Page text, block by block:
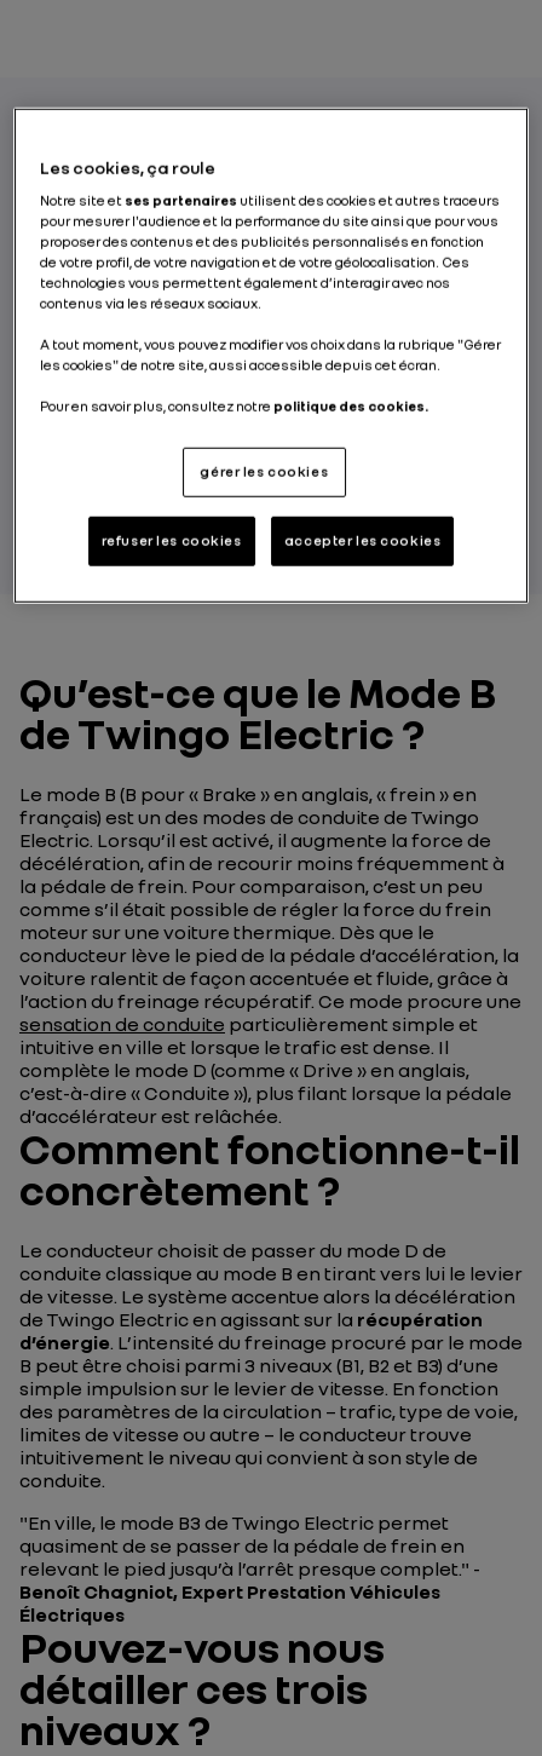
Nouvelle Renault Twingo Electric dispose
d’un « mode B » sur son sélecteur de vitesses.
Une position qui permet d’adapter le
comportement de l’auto en fonction du
trafic et de l’environnement traversé pour
faciliter la conduite et renforcer le plaisir de
rouler en voiture électrique. Benoît Chagniot,
Expert Prestation Véhicules Électriques du
Groupe Renault nous en détaille le
PAR RENAULT GROUP
Qu’est-ce que le Mode B
de Twingo Electric ?
Le mode B (B pour « Brake » en anglais, « frein » en
français) est un des modes de conduite de Twingo
Electric. Lorsqu’il est activé, il augmente la force de
décélération, afin de recourir moins fréquemment à
la pédale de frein. Pour comparaison, c’est un peu
comme s’il était possible de régler la force du frein
moteur sur une voiture thermique. Dès que le
conducteur lève le pied de la pédale d’accélération, la
voiture ralentit de façon accentuée et fluide, grâce à
l’action du freinage récupératif. Ce mode procure une
sensation de conduite particulièrement simple et
intuitive en ville et lorsque le trafic est dense. Il
complète le mode D (comme « Drive » en anglais,
c’est-à-dire « Conduite »), plus filant lorsque la pédale
d’accélérateur est relâchée.
Comment fonctionne-t-il
concrètement ?
Le conducteur choisit de passer du mode D de
conduite classique au mode B en tirant vers lui le levier
de vitesse. Le système accentue alors la décélération
de Twingo Electric en agissant sur la récupération
d’énergie. L’intensité du freinage procuré par le mode
B peut être choisi parmi 3 niveaux (B1, B2 et B3) d’une
simple impulsion sur le levier de vitesse. En fonction
des paramètres de la circulation – trafic, type de voie,
limites de vitesse ou autre – le conducteur trouve
intuitivement le niveau qui convient à son style de
conduite.
"En ville, le mode B3 de Twingo Electric permet
quasiment de se passer de la pédale de frein en
relevant le pied jusqu’à l’arrêt presque complet." -
Benoît Chagniot, Expert Prestation Véhicules
Électriques
Pouvez-vous nous
détailler ces trois
niveaux ?
Les cookies, ça roule
Notre site et ses partenaires utilisent des cookies et autres traceurs
pour mesurer l'audience et la performance du site ainsi que pour vous
proposer des contenus et des publicités personnalisés en fonction
de votre profil, de votre navigation et de votre géolocalisation. Ces
technologies vous permettent également d’interagir avec nos
contenus via les réseaux sociaux.
A tout moment, vous pouvez modifier vos choix dans la rubrique "Gérer
les cookies" de notre site, aussi accessible depuis cet écran.
Pour en savoir plus, consultez notre politique des cookies.
gérer les cookies
refuser les cookies accepter les cookies